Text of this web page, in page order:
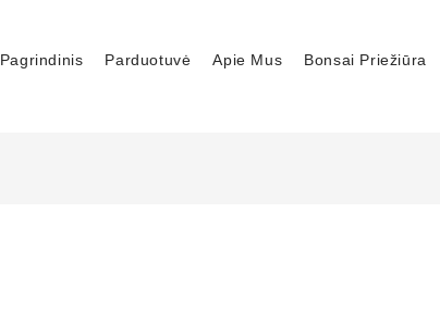
Pagrindinis Parduotuvė Apie Mus Bonsai Priežiūra